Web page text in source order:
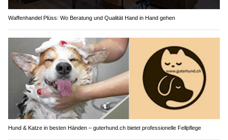
Waffenhandel Plüss: Wo Beratung und Qualität Hand in Hand gehen
Hund & Katze in besten Händen – guterhund.ch bietet professionelle Fellpflege